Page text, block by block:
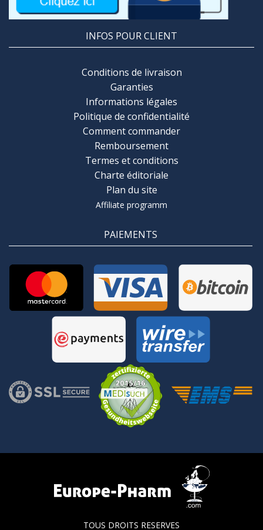
INFOS POUR CLIENT
Conditions de livraison
Garanties
Informations légales
Politique de confidentialité
Comment commander
Remboursement
Termes et conditions
Charte éditoriale
Plan du site
Affiliate programm
PAIEMENTS
TOUS DROITS RESERVES